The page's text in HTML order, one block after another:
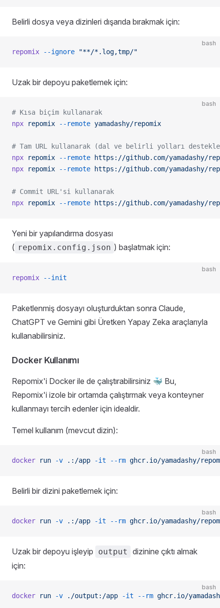
Belirli dosya veya dizinleri dışarıda bırakmak için:
bash
repomix --ignore "**/*.log,tmp/"
Uzak bir depoyu paketlemek için:
bash
# Kısa biçim kullanarak
npx repomix --remote yamadashy/repomix
# Tam URL kullanarak (dal ve belirli yolları
npx repomix --remote https://github.com/yamadashy/
npx repomix --remote https://github.com/yamadashy/
# Commit URL'si kullanarak
npx repomix --remote https://github.com/yamadashy/
Yeni bir yapılandırma dosyası
( repomix.config.json ) başlatmak için:
bash
repomix --init
Paketlenmiş dosyayı oluşturduktan sonra Claude,
ChatGPT ve Gemini gibi Üretken Yapay Zeka araçlarıyla
kullanabilirsiniz.
Docker Kullanımı
Repomix'i Docker ile de çalıştırabilirsiniz 🐳 Bu,
Repomix'i izole bir ortamda çalıştırmak veya konteyner
kullanmayı tercih edenler için idealdir.
Temel kullanım (mevcut dizin):
bash
docker run -v .:/app -it --rm ghcr.io/yamadashy/
Belirli bir dizini paketlemek için:
bash
docker run -v .:/app -it --rm ghcr.io/yamadashy/
Uzak bir depoyu işleyip output
dizinine çıktı almak
için:
bash
docker run -v ./output:/app -it --rm ghcr.io/